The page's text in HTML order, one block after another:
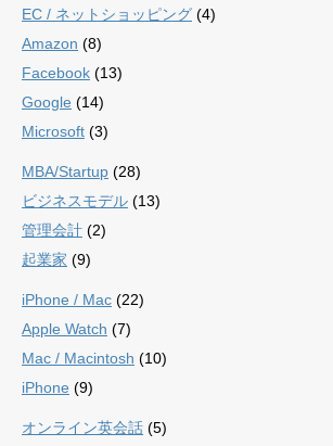
EC / ネットショッピング (4)
Amazon (8)
Facebook (13)
Google (14)
Microsoft (3)
MBA/Startup (28)
ビジネスモデル (13)
管理会計 (2)
起業家 (9)
iPhone / Mac (22)
Apple Watch (7)
Mac / Macintosh (10)
iPhone (9)
オンライン英会話 (5)